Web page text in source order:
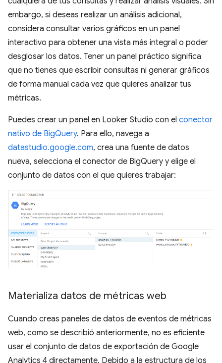
embargo, si deseas realizar un análisis adicional,
considera consultar varios gráficos en un panel
interactivo para obtener una vista más integral o poder
desglosar los datos. Tener un panel práctico significa
que no tienes que escribir consultas ni generar gráficos
de forma manual cada vez que quieres analizar tus
métricas.
Puedes crear un panel en Looker Studio con el conector
nativo de BigQuery. Para ello, navega a
datastudio.google.com, crea una fuente de datos
nueva, selecciona el conector de BigQuery y elige el
conjunto de datos con el que quieres trabajar:
Materializa datos de métricas web
Cuando creas paneles de datos de eventos de métricas
web, como se describió anteriormente, no es eficiente
usar el conjunto de datos de exportación de Google
Analytics 4 directamente. Debido a la estructura de los